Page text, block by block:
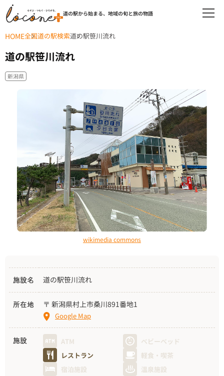
道の駅から始まる、地域の旬と旅の物語
HOME全国道の駅検索道の駅笹川流れ
道の駅笹川流れ
新潟県
wikimedia commons
施設名 道の駅笹川流れ
所在地 〒 新潟県村上市桑川891番地1
Google Map
施設 ATM
ベビーベッド
レストラン
軽食・喫茶
宿泊施設
温泉施設